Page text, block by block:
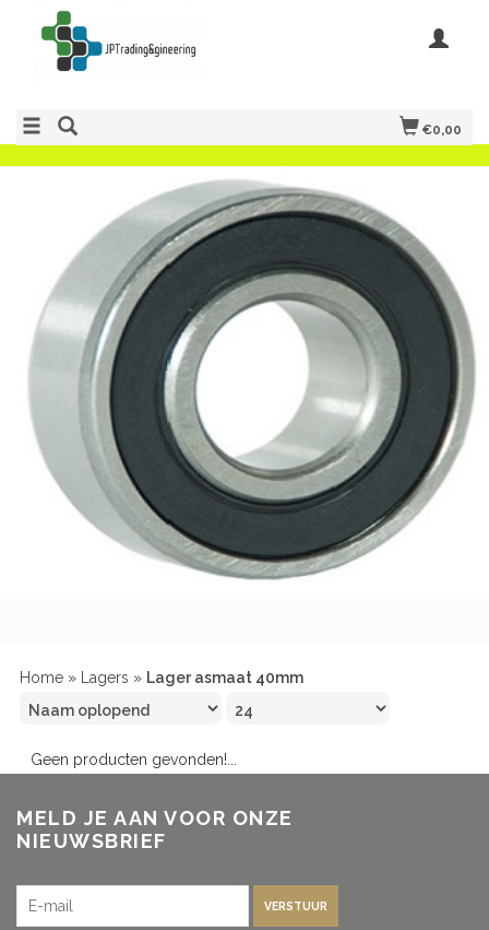
€0,00
Home » Lagers » Lager asmaat 40mm
Geen producten gevonden!...
MELD JE AAN VOOR ONZE
NIEUWSBRIEF
VERSTUUR